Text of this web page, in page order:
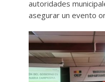
autoridades
asegurar un evento